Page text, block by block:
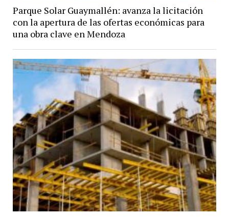
Parque Solar Guaymallén: avanza la licitación
con la apertura de las ofertas económicas para
una obra clave en Mendoza